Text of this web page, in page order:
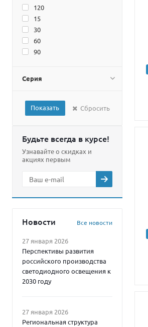
120
15
30
60
90
Серия
Показать Сбросить
Будьте всегда в курсе!
Узнавайте о скидках и
акциях первым
Новости Все новости
27 января 2026
Перспективы развития
российского производства
светодиодного освещения к
2030 году
27 января 2026
Региональная структура